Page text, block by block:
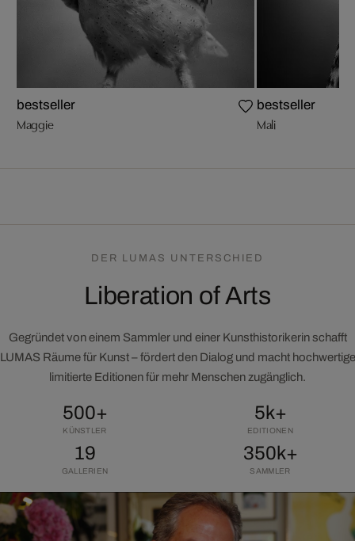
bestseller
Maggie
bestseller
Mali
DER LUMAS UNTERSCHIED
Liberation of Arts
Gegründet von einem Sammler und einer Kunsthistorikerin schafft
LUMAS Räume für Kunst – fördert den Dialog und macht hochwertige
limitierte Editionen für mehr Menschen zugänglich.
500+
KÜNSTLER
5k+
EDITIONEN
19
GALLERIEN
350k+
SAMMLER